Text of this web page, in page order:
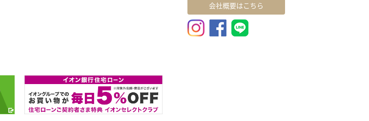
会社概要はこちら